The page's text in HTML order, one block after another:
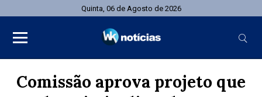
Quinta, 06 de Agosto de 2026
Comissão aprova projeto que